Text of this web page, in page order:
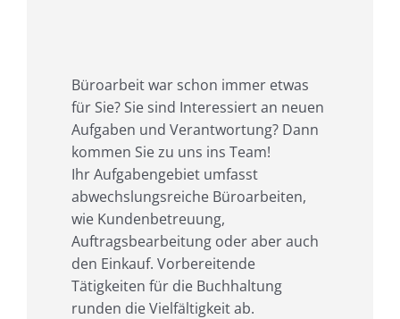
Büroarbeit war schon immer etwas
für Sie? Sie sind Interessiert an neuen
Aufgaben und Verantwortung? Dann
kommen Sie zu uns ins Team!
Ihr Aufgabengebiet umfasst
abwechslungsreiche Büroarbeiten,
wie Kundenbetreuung,
Auftragsbearbeitung oder aber auch
den Einkauf. Vorbereitende
Tätigkeiten für die Buchhaltung
runden die Vielfältigkeit ab.